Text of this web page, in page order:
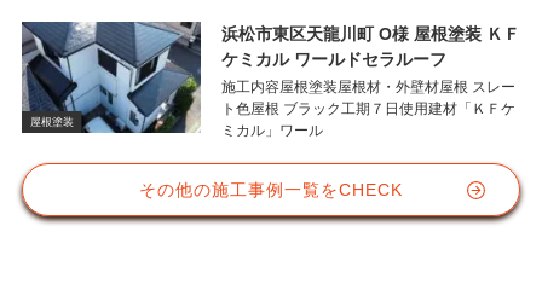
屋根塗装
浜松市東区天龍川町 O様 屋根塗装 ＫＦ
ケミカル ワールドセラルーフ
施工内容屋根塗装屋根材・外壁材屋根 スレー
ト色屋根 ブラック工期７日使用建材「ＫＦケ
ミカル」ワール
その他の施工事例一覧をCHECK